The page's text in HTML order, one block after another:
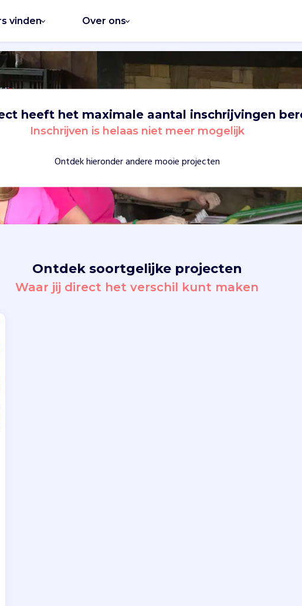
vinden Over ons
heeft het maximale aantal inschrijvingen
Inschrijven is helaas niet meer mogelijk
Ontdek hieronder andere mooie projecten
Ontdek soortgelijke projecten
Waar jij direct het verschil kunt maken